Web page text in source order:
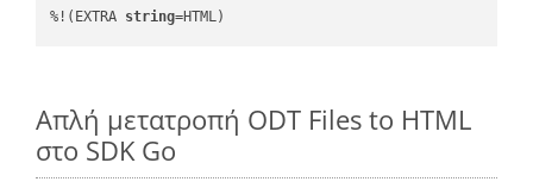
%!(EXTRA string=HTML)
Απλή μετατροπή ODT Files to HTML
στο SDK Go